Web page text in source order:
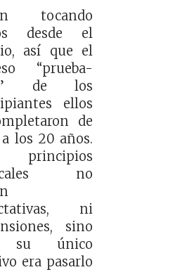
tocando
desde el
así que el
“prueba-
de los
ellos
de
los 20 años.
principios
no
ni
sino
su único
era pasarlo